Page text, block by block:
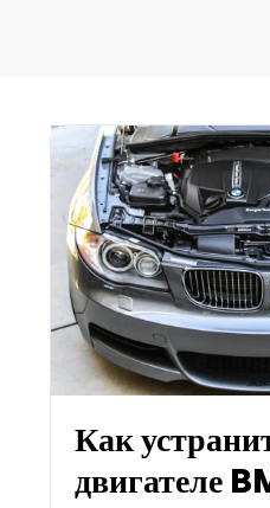
Как
двигателе